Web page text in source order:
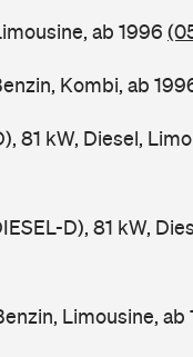
ab 1996
Kombi, ab
81 kW, Diesel,
D), 81 kW,
Limousine, ab